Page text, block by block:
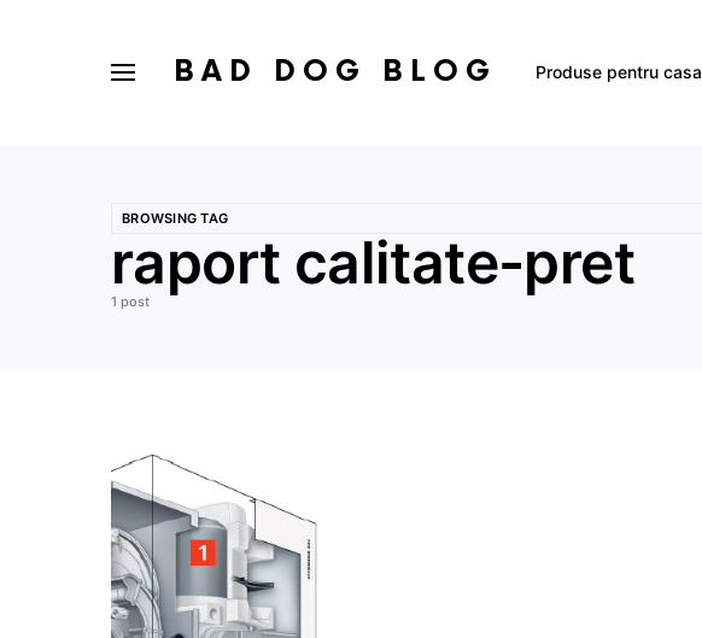
BAD DOG BLOG Produse pentru casa
BROWSING TAG
raport calitate-pret
1 post